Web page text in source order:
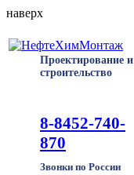
наверх
Проектирование и
строительство
8-8452-740-
870
Звонки по России